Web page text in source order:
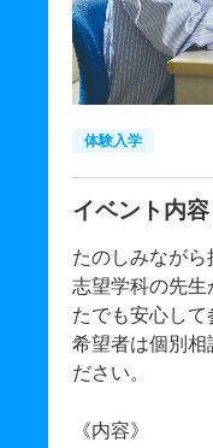
体験入学
イベント内
たのしみながら
志望学科の先生
たでも安心して
希望者は個別相
ださい。
《内容》